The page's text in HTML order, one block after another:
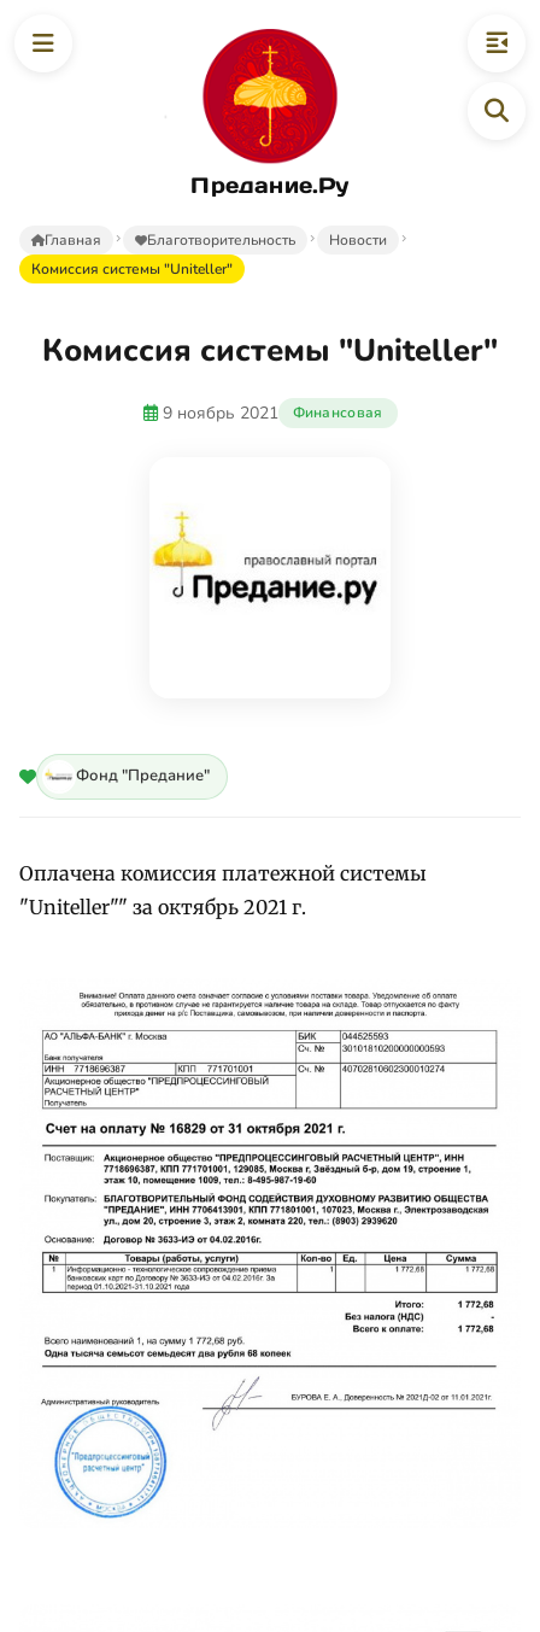
Предание.Ру
Главная Благотворительность
Новости
Комиссия системы "Uniteller"
Комиссия системы "Uniteller"
9 ноябрь 2021 Финансовая
Фонд "Предание"
Оплачена комиссия платежной системы
"Uniteller"" за октябрь 2021 г.